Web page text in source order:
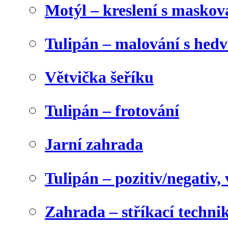
Motýl – kreslení s
Tulipán – malování s
Větvička šeříku
Tulipán – frotování
Jarní zahrada
Tulipán – pozitiv/negativ,
Zahrada – stříkací